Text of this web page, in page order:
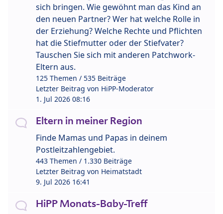
sich bringen. Wie gewöhnt man das Kind an
den neuen Partner? Wer hat welche Rolle in
der Erziehung? Welche Rechte und Pflichten
hat die Stiefmutter oder der Stiefvater?
Tauschen Sie sich mit anderen Patchwork-
Eltern aus.
125 Themen / 535 Beiträge
Letzter Beitrag von HiPP-Moderator
1. Jul 2026 08:16
Eltern in meiner Region
Finde Mamas und Papas in deinem
Postleitzahlengebiet.
443 Themen / 1.330 Beiträge
Letzter Beitrag von Heimatstadt
9. Jul 2026 16:41
HiPP Monats-Baby-Treff